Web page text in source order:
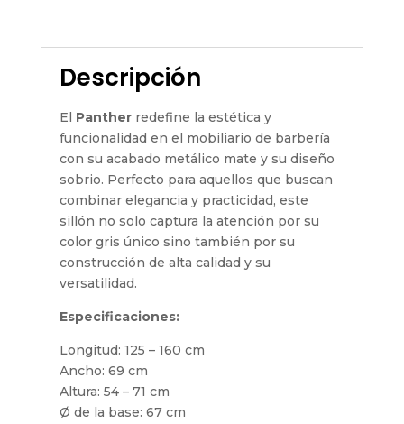
Descripción
El Pantherredefine la estética y
funcionalidad en el mobiliario de barbería
con su acabado metálico mate y su diseño
sobrio. Perfecto para aquellos que buscan
combinar elegancia y practicidad, este
sillón no solo captura la atención por su
color gris único sino también por su
construcción de alta calidad y su
versatilidad.
Especificaciones:
Longitud: 125 – 160 cm
Ancho: 69 cm
Altura: 54 – 71 cm
Ø de la base: 67 cm